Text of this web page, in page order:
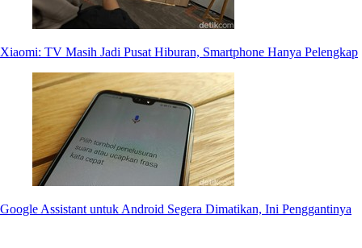
Xiaomi: TV Masih Jadi Pusat Hiburan, Smartphone Hanya Pelengkap
Google Assistant untuk Android Segera Dimatikan, Ini Penggantinya